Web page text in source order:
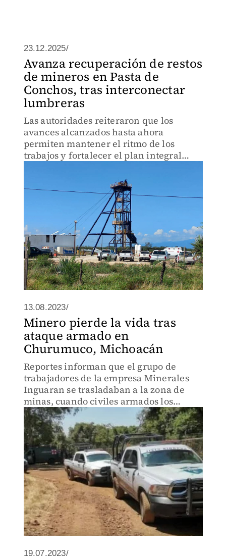
23.12.2025/
Avanza recuperación de restos
de mineros en Pasta de
Conchos, tras interconectar
lumbreras
Las autoridades reiteraron que los
avances alcanzados hasta ahora
permiten mantener el ritmo de los
trabajos y fortalecer el plan integral
13.08.2023/
Minero pierde la vida tras
ataque armado en
Churumuco, Michoacán
Reportes informan que el grupo de
trabajadores de la empresa Minerales
Inguaran se trasladaban a la zona de
minas, cuando civiles armados los
interceptaron, los atacados se
desplazaron a solicitar el apoyo de las
autoridades y paramédicos.
19.07.2023/